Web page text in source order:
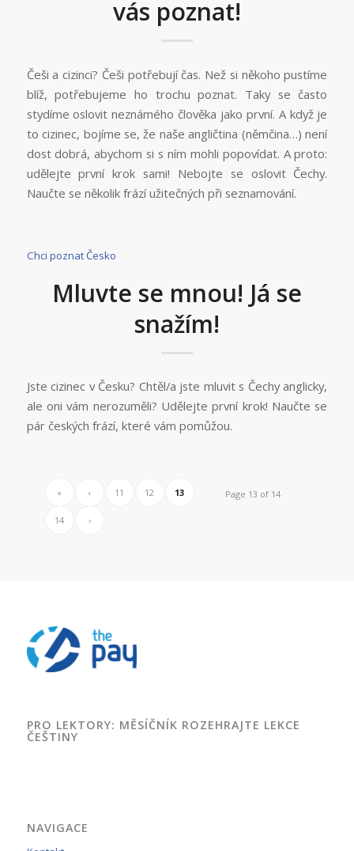
vás poznat!
Češi a cizinci? Češi potřebují čas. Než si někoho pustíme
blíž, potřebujeme ho trochu poznat. Taky se často
stydíme oslovit neznámého člověka jako první. A když je
to cizinec, bojíme se, že naše angličtina (němčina…) není
dost dobrá, abychom si s ním mohli popovídat. A proto:
udělejte první krok sami! Nebojte se oslovit Čechy.
Naučte se několik frází užitečných při seznamování.
Chci poznat Česko
Mluvte se mnou! Já se
snažím!
Jste cizinec v Česku? Chtěl/a jste mluvit s Čechy anglicky,
ale oni vám nerozuměli? Udělejte první krok! Naučte se
pár českých frází, které vám pomůžou.
Page 13 of 14
« ‹ 11 12 13
14 ›
PRO LEKTORY: MĚSÍČNÍK ROZEHRAJTE LEKCE
ČEŠTINY
NAVIGACE